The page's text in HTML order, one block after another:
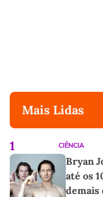
Mais Lidas
1 CIÊNCIA
Bryan
até os
demais